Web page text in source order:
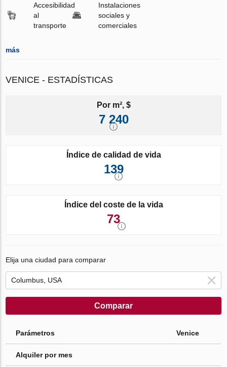
Accesibilidad
al
transporte
Instalaciones
sociales y
comerciales
más
VENICE - ESTADÍSTICAS
Por m², $
7 240
Índice de calidad de vida
139
Índice del coste de la vida
73
Elija una ciudad para comparar
Comparar
Parámetros Venice
Alquiler por mes